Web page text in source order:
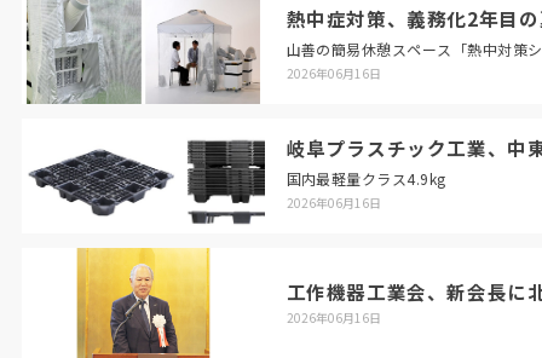
熱中症対策、義務化2年目
山善の簡易休憩スペース「熱中対策
2026年06月16日
岐阜プラスチック工業、中
国内最軽量クラス4.9kg
2026年06月16日
工作機器工業会、新会長に
2026年06月16日